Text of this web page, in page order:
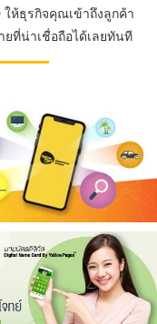
ให้ธุรกิจคุณเข้าถึงลูกค้า
ที่น่าเชื่อถือได้เลยทันที